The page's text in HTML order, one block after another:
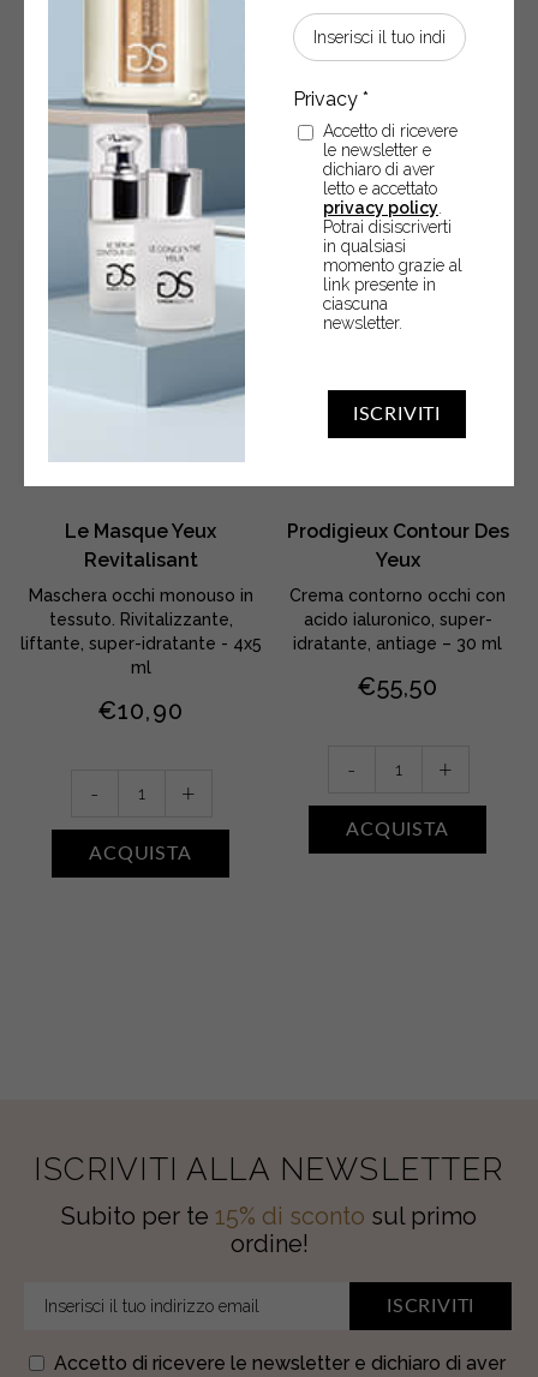
ISCRIVITI
Accetto di ricevere
le newsletter e
dichiaro di aver
letto e accettato
privacy policy
Potrai disiscriverti
in qualsiasi
momento grazie al
link presente in
ciascuna
newsletter.
POTREBBERO ANCHE
INTERESSARTI
Le Masque Yeux
Revitalisant
Maschera occhi monouso in
tessuto. Rivitalizzante,
liftante, super-idratante - 4x5
ml
€10,90
Revitalisant
- +
ACQUISTA
Prodigieux Contour Des
Yeux
Crema contorno occhi con
acido ialuronico, super-
idratante, antiage – 30 ml
€55,50
Yeux
- +
ACQUISTA
ISCRIVITI ALLA NEWSLETTER
Subito per te 15% di sconto sul primo
ordine!
ISCRIVITI
Accetto di ricevere le newsletter e dichiaro di aver